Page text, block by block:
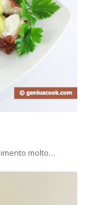
molto…